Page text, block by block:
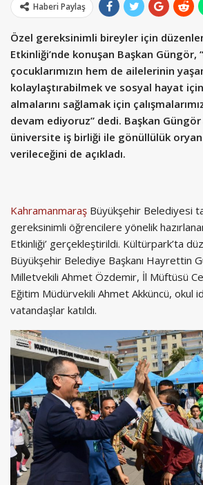
Haberi Paylaş
Özel gereksinimli bireyler için
Etkinliği’nde konuşan Başkan Güngör,
çocuklarımızın hem de ailelerinin
kolaylaştırabilmek ve sosyal hayat
almalarını sağlamak için
devam ediyoruz” dedi. Başkan Güngör
üniversite iş birliği ile gönüllülük
verileceğini de açıkladı.
Kahramanmaraş Büyükşehir Belediyesi
gereksinimli öğrencilere yönelik
Etkinliği’ gerçekleştirildi. Kültürpark’ta
Büyükşehir Belediye Başkanı Hayrettin
Milletvekili Ahmet Özdemir, İl Müftüsü
Eğitim Müdürvekili Ahmet Akküncü, okul
vatandaşlar katıldı.